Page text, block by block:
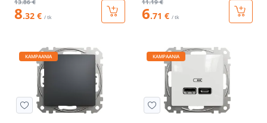
13.86 €
8.32 € / tk
11.19 €
6.71 € / tk
KAMPAANIA KAMPAANIA